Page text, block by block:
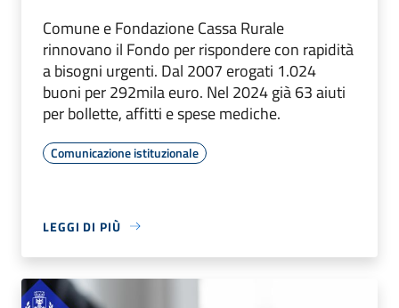
Comune e Fondazione Cassa Rurale
rinnovano il Fondo per rispondere con rapidità
a bisogni urgenti. Dal 2007 erogati 1.024
buoni per 292mila euro. Nel 2024 già 63 aiuti
per bollette, affitti e spese mediche.
Comunicazione istituzionale
LEGGI DI PIÙ